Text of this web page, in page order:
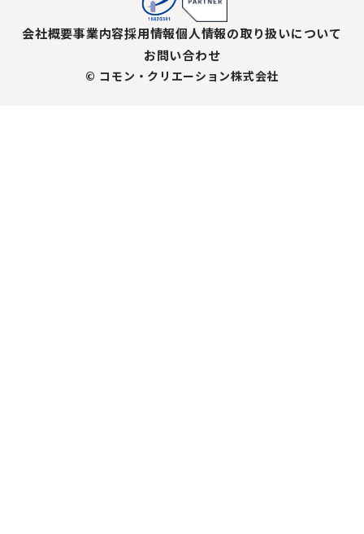
会社概要事業内容採用情報個人情報の取り扱いについて
お問い合わせ
© コモン・クリエーション株式会社